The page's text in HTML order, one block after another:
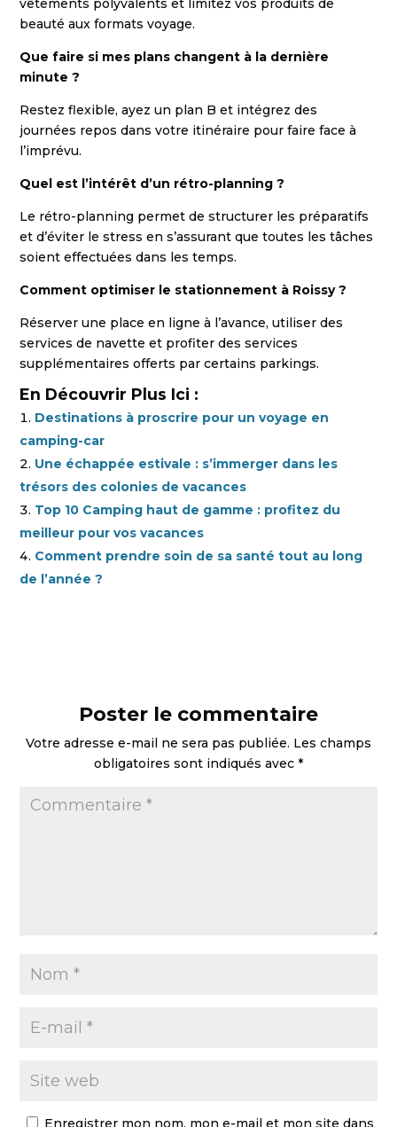
vêtements polyvalents et limitez vos produits de
beauté aux formats voyage.
Que faire si mes plans changent à la dernière
minute ?
Restez flexible, ayez un plan B et intégrez des
journées repos dans votre itinéraire pour faire face à
l’imprévu.
Quel est l’intérêt d’un rétro-planning ?
Le rétro-planning permet de structurer les préparatifs
et d’éviter le stress en s’assurant que toutes les tâches
soient effectuées dans les temps.
Comment optimiser le stationnement à Roissy ?
Réserver une place en ligne à l’avance, utiliser des
services de navette et profiter des services
supplémentaires offerts par certains parkings.
En Découvrir Plus Ici :
Destinations à proscrire pour un voyage en
camping-car
Une échappée estivale : s’immerger dans les
trésors des colonies de vacances
Top 10 Camping haut de gamme : profitez du
meilleur pour vos vacances
Comment prendre soin de sa santé tout au long
de l’année ?
Poster le commentaire
Votre adresse e-mail ne sera pas publiée. Les champs
obligatoires sont indiqués avec *
Enregistrer mon nom, mon e-mail et mon site dans